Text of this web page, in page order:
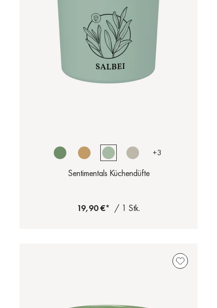
+3
Sentimentals Küchendüfte
19,90 €* / 1 Stk.